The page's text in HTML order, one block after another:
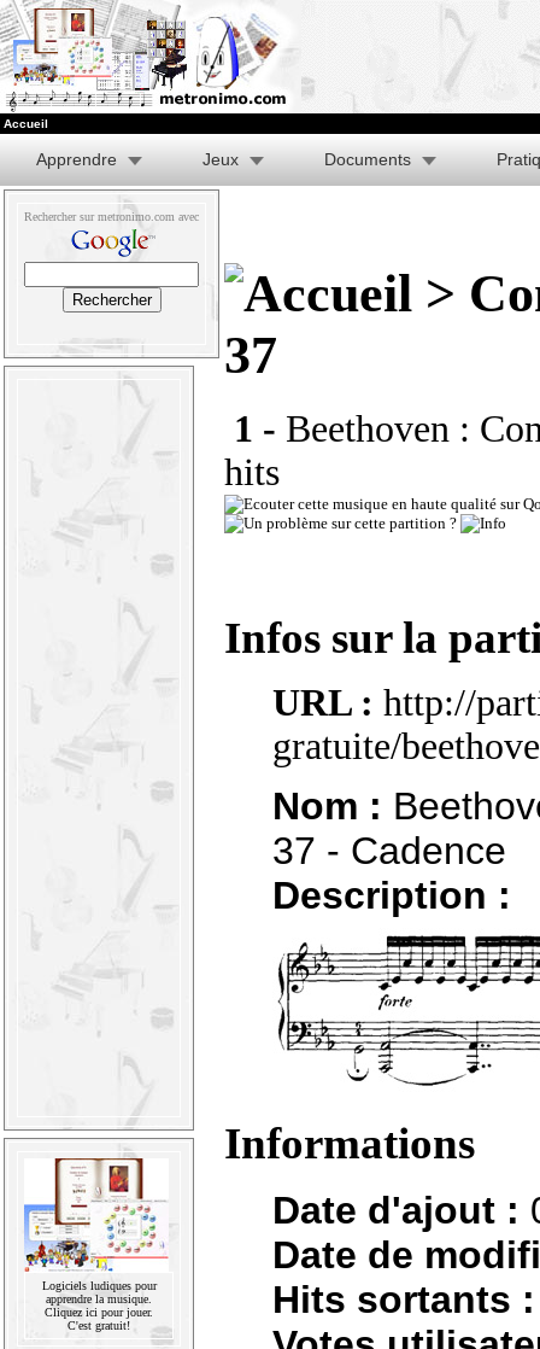
Accueil
Apprendre Jeux Documents
Rechercher sur metronimo.com avec
Logiciels ludiques pour
apprendre la musique.
Cliquez ici pour jouer.
C'est gratuit!
>
37
1 - Beethoven :
hits
Infos sur la
URL : http://
gratuite/
Nom :
37 - Cadence
Description :
Informations
Date d'ajout :
Date de
Hits sortants :